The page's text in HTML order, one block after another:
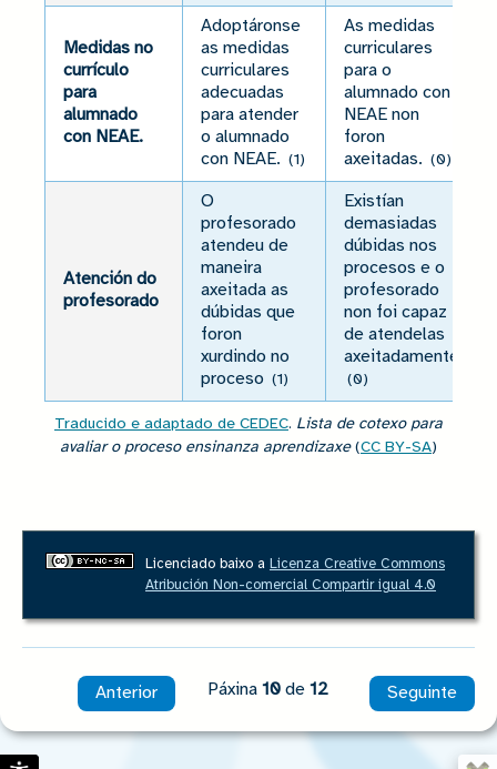
Medidas no
currículo
para
alumnado
con NEAE.
Adoptáronse
as medidas
curriculares
adecuadas
para atender
o alumnado
con NEAE. (1)
As medidas
curriculares
para o
alumnado con
NEAE non
foron
axeitadas. (0)
Atención do
profesorado
O
profesorado
atendeu de
maneira
axeitada as
dúbidas que
foron
xurdindo no
proceso (1)
Existían
demasiadas
dúbidas nos
procesos e o
profesorado
non foi capaz
de atendelas
axeitadamente.
(0)
Traducido e adaptado de CEDEC. Lista de cotexo para
avaliar o proceso ensinanza aprendizaxe (CC BY-SA)
Licenciado baixo a Licenza Creative Commons
Atribución Non-comercial Compartir igual 4.0
Anterior Páxina 10de 12 Seguinte